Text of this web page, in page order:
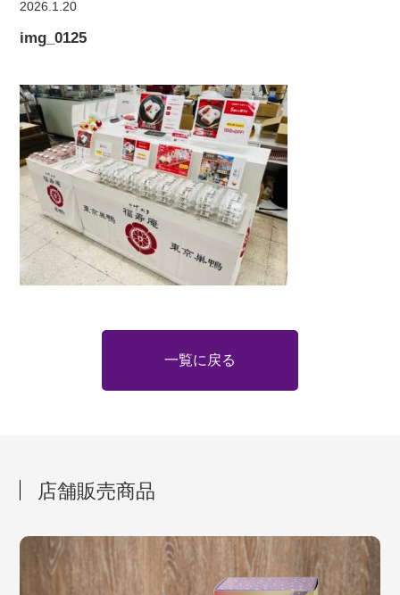
2026.1.20
img_0125
一覧に戻る
店舗販売商品